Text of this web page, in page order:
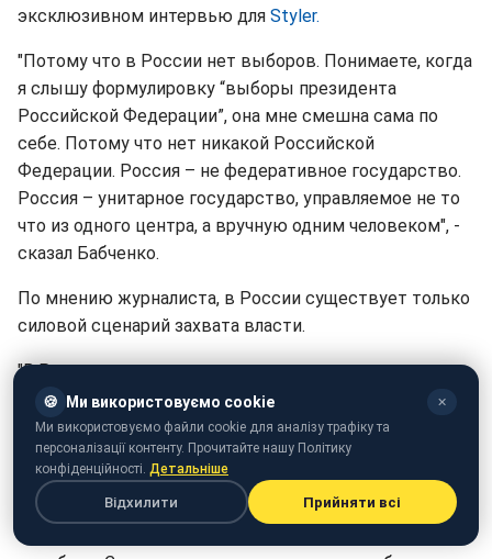
эксклюзивном интервью для Styler.
"Потому что в России нет выборов. Понимаете, когда
я слышу формулировку “выборы президента
Российской Федерации”, она мне смешна сама по
себе. Потому что нет никакой Российской
Федерации. Россия – не федеративное государство.
Россия – унитарное государство, управляемое не то
что из одного центра, а вручную одним человеком", -
сказал Бабченко.
По мнению журналиста, в России существует только
силовой сценарий захвата власти.
"В России нет никакого президента, потому что
президент – это должность выборная. Путин – это
узурпатор власти. В 2012 году в России произошел
силовой захват власти. Я настаиваю на
формулировке – именно силовой. Потому что в те,
кто тогда был Москве, видели, как центр столицы
был забит военными и силовиками, полицией и тому
🍪 Ми використовуємо cookie ✕
Ми використовуємо файли cookie для аналізу трафіку та
персоналізації контенту. Прочитайте нашу Політику
конфіденційності. Детальніше
Відхилити Прийняти всі